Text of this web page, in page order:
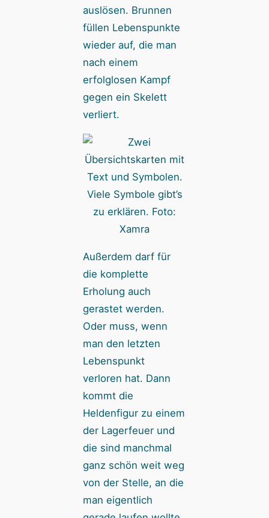
auslösen. Brunnen
füllen Lebenspunkte
wieder auf, die man
nach einem
erfolglosen Kampf
gegen ein Skelett
verliert.
Viele Symbole gibt’s
zu erklären. Foto:
Xamra
Außerdem darf für
die komplette
Erholung auch
gerastet werden.
Oder muss, wenn
man den letzten
Lebenspunkt
verloren hat. Dann
kommt die
Heldenfigur zu einem
der Lagerfeuer und
die sind manchmal
ganz schön weit weg
von der Stelle, an die
man eigentlich